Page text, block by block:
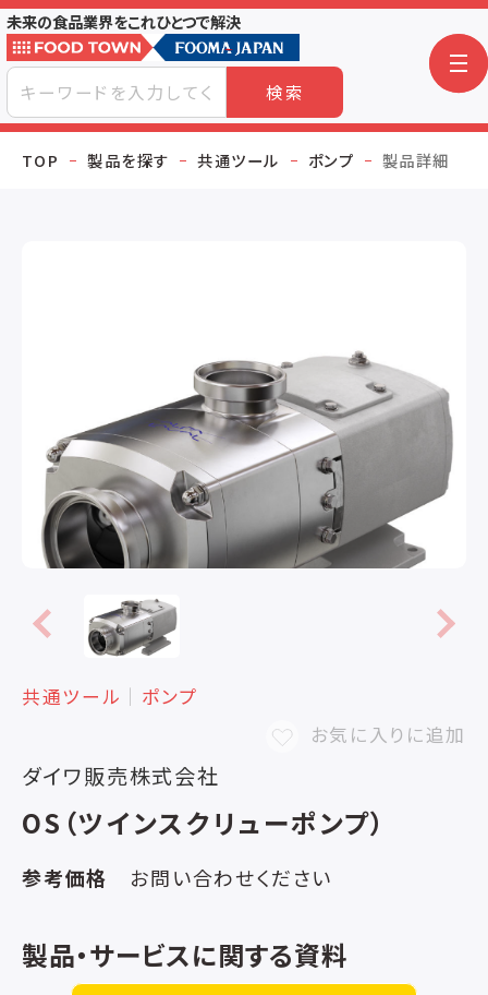
未来の食品業界をこれひとつで解決
検索
TOP 製品を探す 共通ツール ポンプ 製品詳細
共通ツール │ ポンプ
お気に入りに追加
ダイワ販売株式会社
OS（ツインスクリューポンプ）
参考価格 お問い合わせください
製品・サービスに関する資料